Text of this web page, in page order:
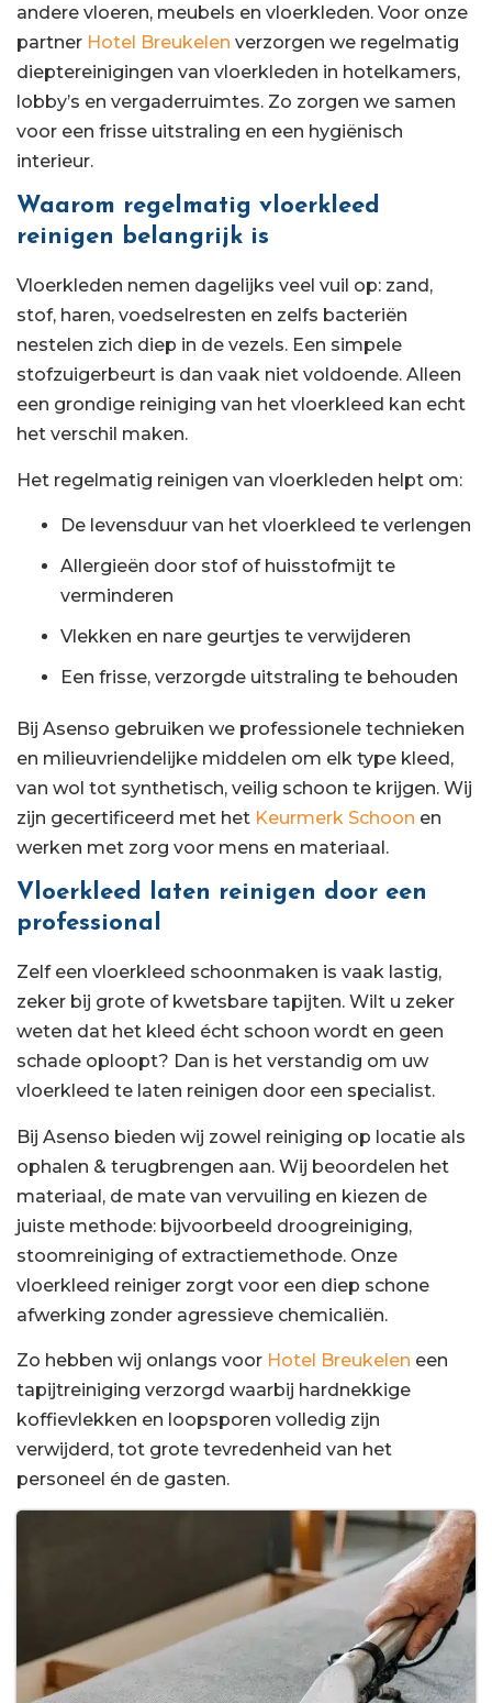
andere vloeren, meubels en vloerkleden. Voor onze
partner Hotel Breukelen verzorgen we regelmatig
dieptereinigingen van vloerkleden in hotelkamers,
lobby’s en vergaderruimtes. Zo zorgen we samen
voor een frisse uitstraling en een hygiënisch
interieur.
Waarom regelmatig vloerkleed
reinigen belangrijk is
Vloerkleden nemen dagelijks veel vuil op: zand,
stof, haren, voedselresten en zelfs bacteriën
nestelen zich diep in de vezels. Een simpele
stofzuigerbeurt is dan vaak niet voldoende. Alleen
een grondige reiniging van het vloerkleed kan echt
het verschil maken.
Het regelmatig reinigen van vloerkleden helpt om:
De levensduur van het vloerkleed te verlengen
Allergieën door stof of huisstofmijt te
verminderen
Vlekken en nare geurtjes te verwijderen
Een frisse, verzorgde uitstraling te behouden
Bij Asenso gebruiken we professionele technieken
en milieuvriendelijke middelen om elk type kleed,
van wol tot synthetisch, veilig schoon te krijgen. Wij
zijn gecertificeerd met het Keurmerk Schoon en
werken met zorg voor mens en materiaal.
Vloerkleed laten reinigen door een
professional
Zelf een vloerkleed schoonmaken is vaak lastig,
zeker bij grote of kwetsbare tapijten. Wilt u zeker
weten dat het kleed écht schoon wordt en geen
schade oploopt? Dan is het verstandig om uw
vloerkleed te laten reinigen door een specialist.
Bij Asenso bieden wij zowel reiniging op locatie als
ophalen & terugbrengen aan. Wij beoordelen het
materiaal, de mate van vervuiling en kiezen de
juiste methode: bijvoorbeeld droogreiniging,
stoomreiniging of extractiemethode. Onze
vloerkleed reiniger zorgt voor een diep schone
afwerking zonder agressieve chemicaliën.
Zo hebben wij onlangs voor Hotel Breukelen een
tapijtreiniging verzorgd waarbij hardnekkige
koffievlekken en loopsporen volledig zijn
verwijderd, tot grote tevredenheid van het
personeel én de gasten.